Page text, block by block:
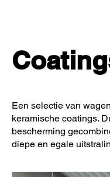
Een selectie van
keramische coatings.
bescherming
diepe en egale